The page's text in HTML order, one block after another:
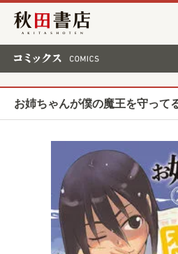
秋田書店
お姉ちゃんが僕の魔王を守って